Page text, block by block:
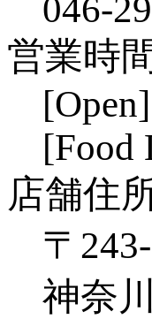
046-
営業時
店舗住
〒
神奈